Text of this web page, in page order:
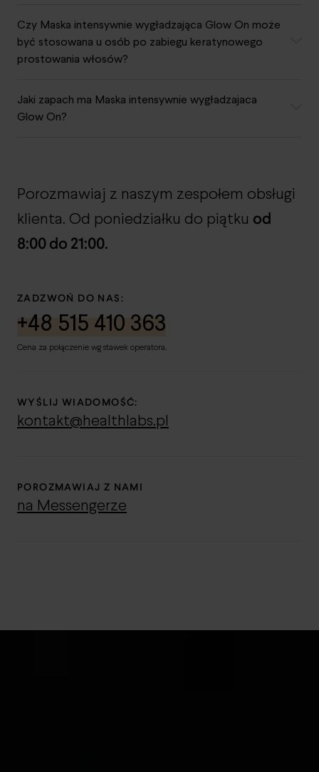
Czy Maska intensywnie wygładzająca Glow On może
być stosowana u osób po zabiegu keratynowego
prostowania włosów?
Jaki zapach ma Maska intensywnie wygładzajaca
Glow On?
Porozmawiaj z naszym zespołem obsługi
klienta. Od poniedziałku do piątku od
8:00 do 21:00.
ZADZWOŃ DO NAS:
+48 515 410 363
Cena za połączenie wg stawek operatora.
WYŚLIJ WIADOMOŚĆ:
kontakt@healthlabs.pl
POROZMAWIAJ Z NAMI
na Messengerze